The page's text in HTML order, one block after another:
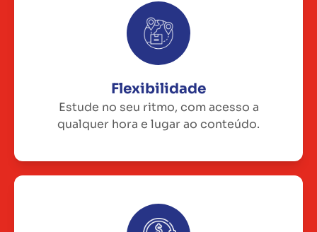
Flexibilidade
Estude no seu ritmo, com acesso a
qualquer hora e lugar ao conteúdo.